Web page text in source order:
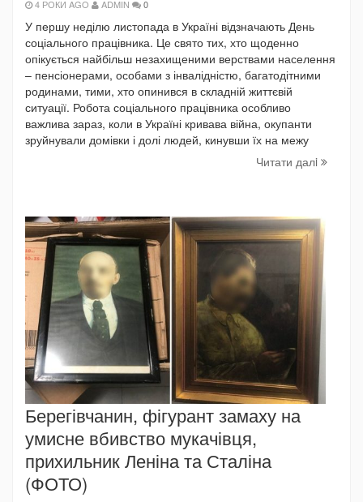
4 РОКИ AGO ADMIN 0
У першу неділю листопада в Україні відзначають День
соціального працівника. Це свято тих, хто щоденно
опікується найбільш незахищеними верствами населення
– пенсіонерами, особами з інвалідністю, багатодітними
родинами, тими, хто опинився в складній життєвій
ситуації. Робота соціального працівника особливо
важлива зараз, коли в Україні кривава війна, окупанти
зруйнували домівки і долі людей, кинувши їх на межу
Читати далi
Берегівчанин, фігурант замаху на
умисне вбивство мукачівця,
прихильник Леніна та Сталіна
(ФОТО)